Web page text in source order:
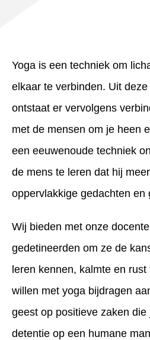
Yoga is een techniek om
elkaar te verbinden. Uit
ontstaat er vervolgens
met de mensen om je heen
een eeuwenoude techniek
de mens te leren dat hij
oppervlakkige gedachten en
Wij bieden met onze
gedetineerden om ze de
leren kennen, kalmte en
willen met yoga bijdragen
geest op positieve zaken
detentie op een humane